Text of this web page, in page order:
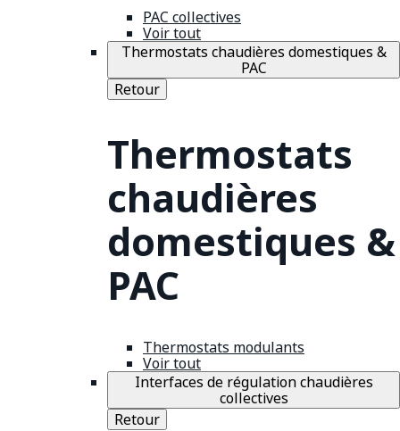
PAC collectives
Voir tout
Thermostats chaudières domestiques &
PAC
Retour
Thermostats
chaudières
domestiques &
PAC
Thermostats modulants
Voir tout
Interfaces de régulation chaudières
collectives
Retour